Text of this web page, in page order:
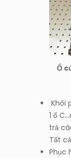
Ổ
Khôi
1 ổ
trả
Tất
Phục